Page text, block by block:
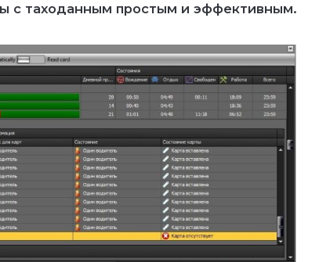
с таходанным простым и эффективным.